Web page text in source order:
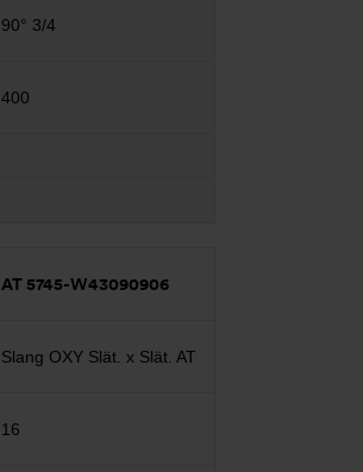
90° 3/4
400
AT 5745-W43090906
Slang OXY Slät. x Slät. AT
16